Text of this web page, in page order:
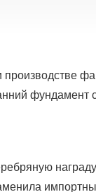
фундамент